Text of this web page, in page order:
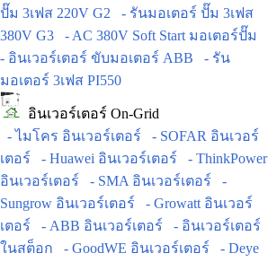
ปั๊ม 3เฟส 220V G2
- รันมอเตอร์ ปั๊ม 3เฟส
380V G3
- AC 380V Soft Start มอเตอร์ปั๊ม
- อินเวอร์เตอร์ ขับมอเตอร์ ABB
- รัน
มอเตอร์ 3เฟส PI550
อินเวอร์เตอร์ On-Grid
- ไมโคร อินเวอร์เตอร์
- SOFAR อินเวอร์
เตอร์
- Huawei อินเวอร์เตอร์
- ThinkPower
อินเวอร์เตอร์
- SMA อินเวอร์เตอร์
-
Sungrow อินเวอร์เตอร์
- Growatt อินเวอร์
เตอร์
- ABB อินเวอร์เตอร์
- อินเวอร์เตอร์
ในสต็อก
- GoodWE อินเวอร์เตอร์
- Deye